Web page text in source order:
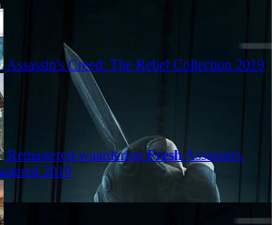
Assassin's Creed: The Rebel Collection 2019
Remastered-waardering Fresh Assassin's
2019